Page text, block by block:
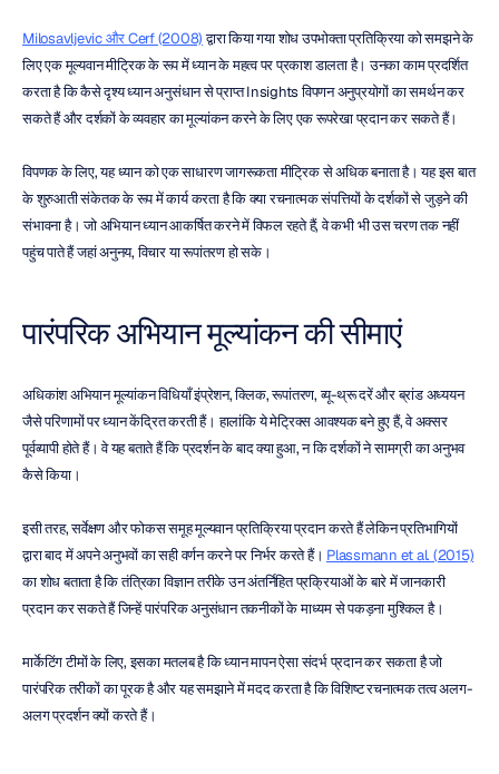
Milosavljevic और Cerf (2008) द्वारा किया गया शोध उपभोक्ता प्रतिक्रिया को समझने के
लिए एक मूल्यवान मीट्रिक के रूप में ध्यान के महत्व पर प्रकाश डालता है। उनका काम प्रदर्शित
करता है कि कैसे दृश्य ध्यान अनुसंधान से प्राप्त Insights विपणन अनुप्रयोगों का समर्थन कर
सकते हैं और दर्शकों के व्यवहार का मूल्यांकन करने के लिए एक रूपरेखा प्रदान कर सकते हैं।
विपणक के लिए, यह ध्यान को एक साधारण जागरूकता मीट्रिक से अधिक बनाता है। यह इस बात
के शुरुआती संकेतक के रूप में कार्य करता है कि क्या रचनात्मक संपत्तियों के दर्शकों से जुड़ने की
संभावना है। जो अभियान ध्यान आकर्षित करने में विफल रहते हैं, वे कभी भी उस चरण तक नहीं
पहुंच पाते हैं जहां अनुनय, विचार या रूपांतरण हो सके।
पारंपरिक अभियान मूल्यांकन की सीमाएं
अधिकांश अभियान मूल्यांकन विधियाँ इंप्रेशन, क्लिक, रूपांतरण, व्यू-थ्रू दरें और ब्रांड अध्ययन
जैसे परिणामों पर ध्यान केंद्रित करती हैं। हालांकि ये मेट्रिक्स आवश्यक बने हुए हैं, वे अक्सर
पूर्वव्यापी होते हैं। वे यह बताते हैं कि प्रदर्शन के बाद क्या हुआ, न कि दर्शकों ने सामग्री का अनुभव
कैसे किया।
इसी तरह, सर्वेक्षण और फोकस समूह मूल्यवान प्रतिक्रिया प्रदान करते हैं लेकिन प्रतिभागियों
द्वारा बाद में अपने अनुभवों का सही वर्णन करने पर निर्भर करते हैं। Plassmann et al. (2015)
का शोध बताता है कि तंत्रिका विज्ञान तरीके उन अंतर्निहित प्रक्रियाओं के बारे में जानकारी
प्रदान कर सकते हैं जिन्हें पारंपरिक अनुसंधान तकनीकों के माध्यम से पकड़ना मुश्किल है।
मार्केटिंग टीमों के लिए, इसका मतलब है कि ध्यान मापन ऐसा संदर्भ प्रदान कर सकता है जो
पारंपरिक तरीकों का पूरक है और यह समझाने में मदद करता है कि विशिष्ट रचनात्मक तत्व अलग-
अलग प्रदर्शन क्यों करते हैं।